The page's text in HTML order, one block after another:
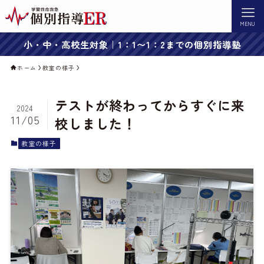
MENU
小・中・高校生対象｜1：1〜1：2までの個別指導塾
ホーム 教室の様子
テストが終わってからすぐに来
校しました！
2024
11/05
教室の様子